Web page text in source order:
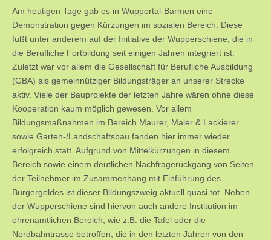
e.V.
Am heutigen Tage gab es in Wuppertal-Barmen eine
Demonstration gegen Kürzungen im sozialen Bereich. Diese
fußt unter anderem auf der Initiative der Wupperschiene, die in
die Berufliche Fortbildung seit einigen Jahren integriert ist.
Zuletzt war vor allem die Gesellschaft für Berufliche Ausbildung
(GBA) als gemeinnütziger Bildungsträger an unserer Strecke
aktiv. Viele der Bauprojekte der letzten Jahre wären ohne diese
Kooperation kaum möglich gewesen. Vor allem
Bildungsmaßnahmen im Bereich Maurer, Maler & Lackierer
sowie Garten-/Landschaftsbau fanden hier immer wieder
erfolgreich statt. Aufgrund von Mittelkürzungen in diesem
Bereich sowie einem deutlichen Nachfragerückgang von Seiten
der Teilnehmer im Zusammenhang mit Einführung des
Bürgergeldes ist dieser Bildungszweig aktuell quasi tot. Neben
der Wupperschiene sind hiervon auch andere Institution im
ehrenamtlichen Bereich, wie z.B. die Tafel oder die
Nordbahntrasse betroffen, die in den letzten Jahren von den